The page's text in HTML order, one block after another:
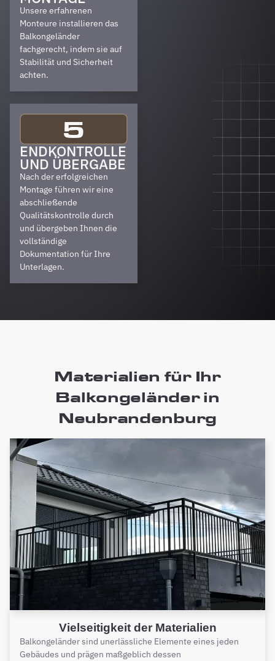
Unsere erfahrenen
Monteure installieren das
Balkongeländer
fachgerecht, indem sie auf
Stabilität und Sicherheit
achten.
5
ENDKONTROLLE
UND ÜBERGABE
Nach der erfolgreichen
Montage führen wir eine
abschließende
Qualitätskontrolle durch
und übergeben Ihnen die
vollständige
Dokumentation für Ihre
Unterlagen.
Materialien für Ihr
Balkongeländer in
Neubrandenburg
Vielseitigkeit der Materialien
Balkongeländer sind unerlässliche Elemente eines jeden
Gebäudes und prägen maßgeblich dessen